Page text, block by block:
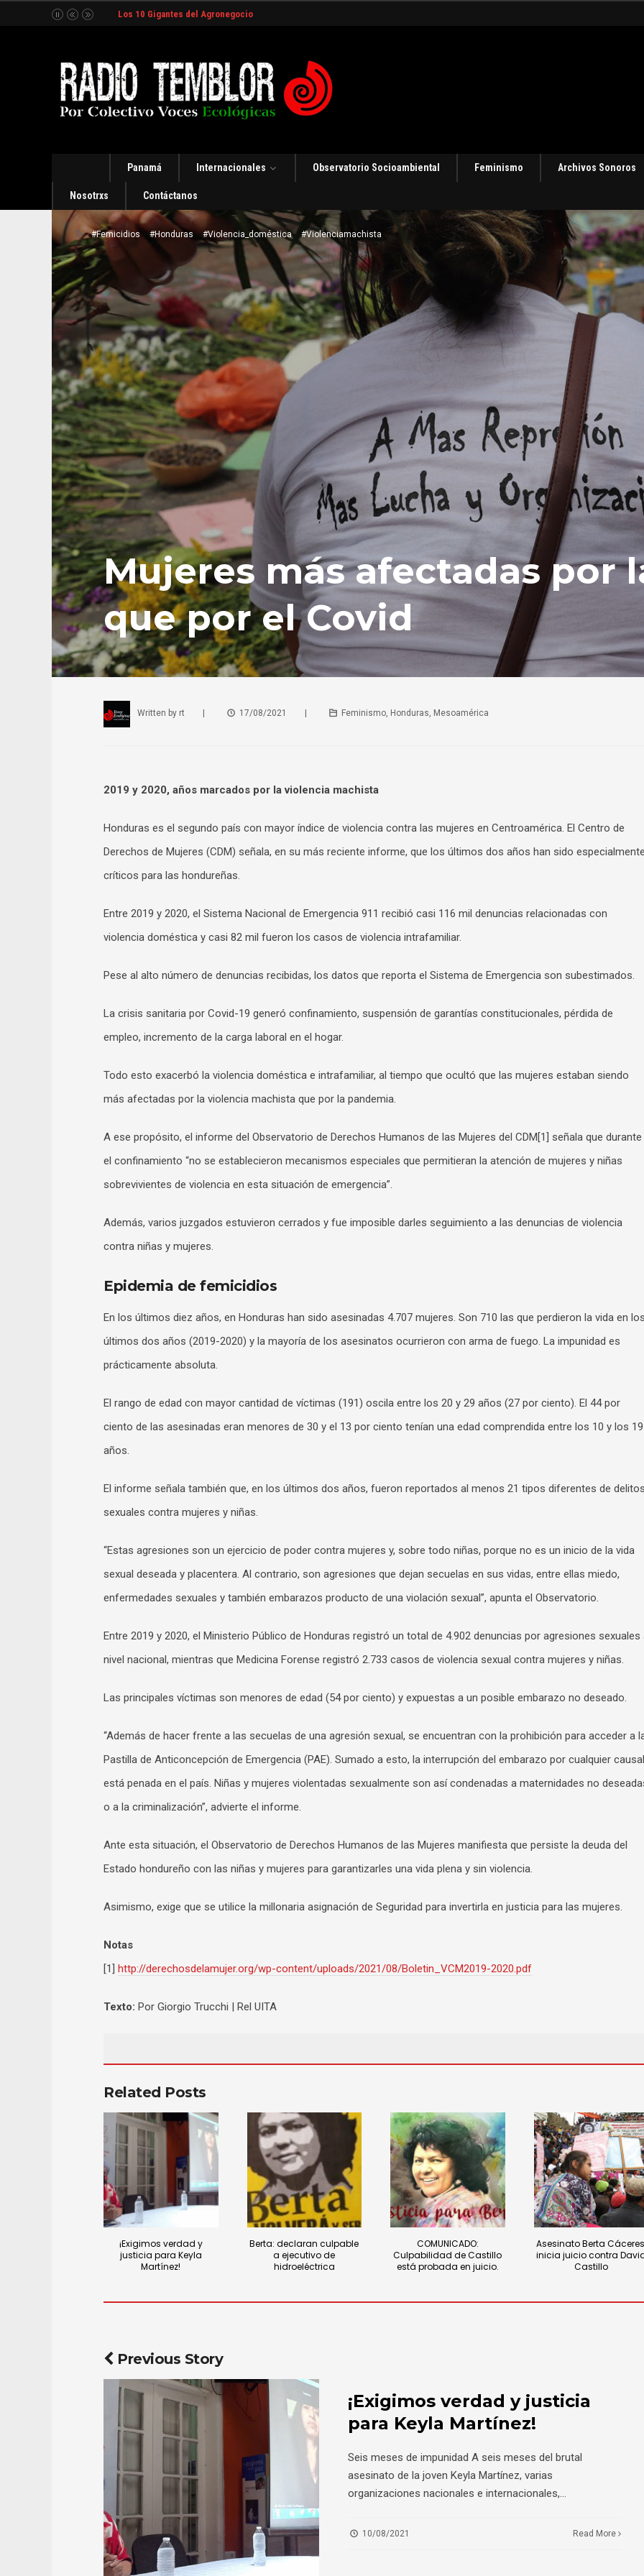
Los 10 Gigantes del Agronegocio
Panamá Internacionales Observatorio Socioambiental Feminismo Archivos Sonoros
Nosotrxs Contáctanos
#Femicidios #Honduras #Violencia_doméstica #Violenciamachista
Mujeres más afectadas por
que por el Covid
Written by rt 17/08/2021 Feminismo, Honduras, Mesoamérica
2019 y 2020, años marcados por la violencia machista
Honduras es el segundo país con mayor índice de violencia contra las mujeres en Centroamérica. El Centro de
Derechos de Mujeres (CDM) señala, en su más reciente informe, que los últimos dos años han sido
críticos para las hondureñas.
Entre 2019 y 2020, el Sistema Nacional de Emergencia 911 recibió casi 116 mil denuncias relacionadas con
violencia doméstica y casi 82 mil fueron los casos de violencia intrafamiliar.
Pese al alto número de denuncias recibidas, los datos que reporta el Sistema de Emergencia son subestimados.
La crisis sanitaria por Covid-19 generó confinamiento, suspensión de garantías constitucionales, pérdida de
empleo, incremento de la carga laboral en el hogar.
Todo esto exacerbó la violencia doméstica e intrafamiliar, al tiempo que ocultó que las mujeres estaban siendo
más afectadas por la violencia machista que por la pandemia.
A ese propósito, el informe del Observatorio de Derechos Humanos de las Mujeres del CDM[1] señala que durante
el confinamiento “no se establecieron mecanismos especiales que permitieran la atención de mujeres y niñas
sobrevivientes de violencia en esta situación de emergencia”.
Además, varios juzgados estuvieron cerrados y fue imposible darles seguimiento a las denuncias de violencia
contra niñas y mujeres.
Epidemia de femicidios
En los últimos diez años, en Honduras han sido asesinadas 4.707 mujeres. Son 710 las que perdieron la vida en
últimos dos años (2019-2020) y la mayoría de los asesinatos ocurrieron con arma de fuego. La impunidad es
prácticamente absoluta.
El rango de edad con mayor cantidad de víctimas (191) oscila entre los 20 y 29 años (27 por ciento). El 44 por
ciento de las asesinadas eran menores de 30 y el 13 por ciento tenían una edad comprendida entre los 10 y los 19
años.
El informe señala también que, en los últimos dos años, fueron reportados al menos 21 tipos diferentes de
sexuales contra mujeres y niñas.
“Estas agresiones son un ejercicio de poder contra mujeres y, sobre todo niñas, porque no es un inicio de la vida
sexual deseada y placentera. Al contrario, son agresiones que dejan secuelas en sus vidas, entre ellas miedo,
enfermedades sexuales y también embarazos producto de una violación sexual”, apunta el Observatorio.
Entre 2019 y 2020, el Ministerio Público de Honduras registró un total de 4.902 denuncias por agresiones sexuales
nivel nacional, mientras que Medicina Forense registró 2.733 casos de violencia sexual contra mujeres y niñas.
Las principales víctimas son menores de edad (54 por ciento) y expuestas a un posible embarazo no deseado.
“Además de hacer frente a las secuelas de una agresión sexual, se encuentran con la prohibición para acceder a
Pastilla de Anticoncepción de Emergencia (PAE). Sumado a esto, la interrupción del embarazo por cualquier causal
está penada en el país. Niñas y mujeres violentadas sexualmente son así condenadas a maternidades no
o a la criminalización”, advierte el informe.
Ante esta situación, el Observatorio de Derechos Humanos de las Mujeres manifiesta que persiste la deuda del
Estado hondureño con las niñas y mujeres para garantizarles una vida plena y sin violencia.
Asimismo, exige que se utilice la millonaria asignación de Seguridad para invertirla en justicia para las mujeres.
Notas
[1] http://derechosdelamujer.org/wp-content/uploads/2021/08/Boletin_VCM2019-2020.pdf
Texto: Por Giorgio Trucchi | Rel UITA
Related Posts
¡Exigimos verdad y
justicia para Keyla
Martínez!
Berta: declaran culpable
a ejecutivo de
hidroeléctrica
COMUNICADO:
Culpabilidad de Castillo
está probada en juicio.
Asesinato Berta
inicia juicio contra
Castillo
Previous Story
¡Exigimos verdad y justicia
para Keyla Martínez!
Seis meses de impunidad A seis meses del brutal
asesinato de la joven Keyla Martínez, varias
organizaciones nacionales e internacionales,...
10/08/2021 Read More